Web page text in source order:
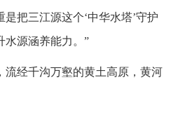
把三江源这个‘中华水塔’守护
水源涵养能力。”
流经千沟万壑的黄土高原，黄河